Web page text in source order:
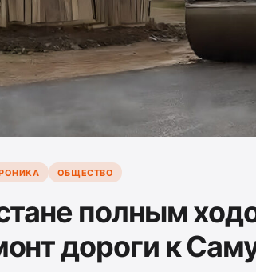
ОБЩЕСТВО
полным
дороги к